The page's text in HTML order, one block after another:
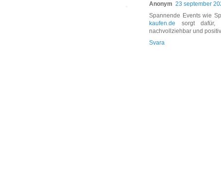
Anonym 23 september
Spannende Events wie
kaufen.de sorgt dafür,
nachvollziehbar und
Svara